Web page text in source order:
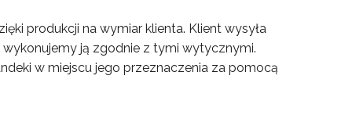
produkcji na wymiar klienta. Klient wysyła
ją zgodnie z tymi wytycznymi.
w miejscu jego przeznaczenia za pomocą